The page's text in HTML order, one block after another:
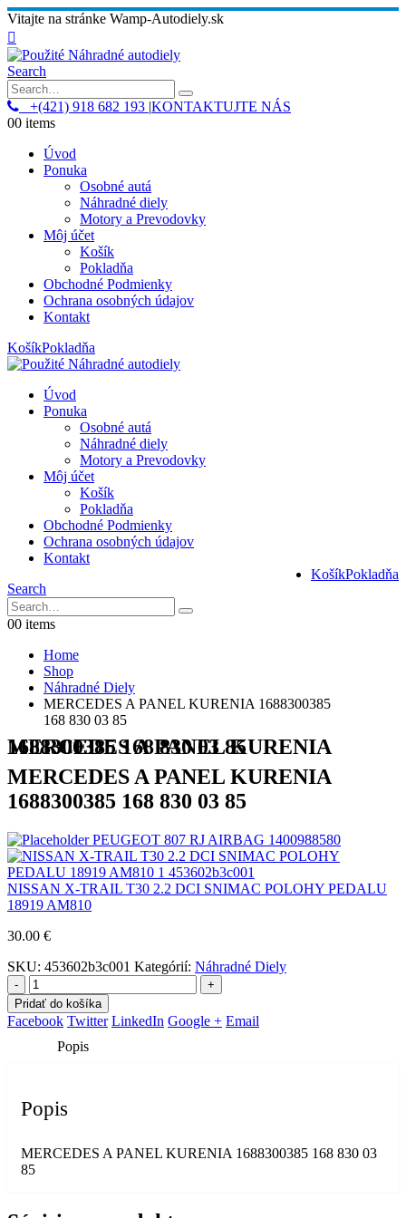
Vitajte na stránke Wamp-Autodiely.sk
Search
+(421) 918 682 193 |KONTAKTUJTE NÁS
00 items
Úvod
Ponuka
Osobné autá
Náhradné diely
Motory a Prevodovky
Môj účet
Košík
Pokladňa
Obchodné Podmienky
Ochrana osobných údajov
Kontakt
KošíkPokladňa
Úvod
Ponuka
Osobné autá
Náhradné diely
Motory a Prevodovky
Môj účet
Košík
Pokladňa
Obchodné Podmienky
Ochrana osobných údajov
Kontakt
KošíkPokladňa
Search
00 items
Home
Shop
Náhradné Diely
MERCEDES A PANEL KURENIA 1688300385
168 830 03 85
MERCEDES A PANEL KURENIA 1688300385 168 830 03 85
MERCEDES A PANEL KURENIA
1688300385 168 830 03 85
PEUGEOT 807 RJ AIRBAG 1400988580
NISSAN X-TRAIL T30 2.2 DCI SNIMAC POLOHY PEDALU
18919 AM810
30.00 €
SKU: 453602b3c001 Kategórií: Náhradné Diely
-
+
Pridať do košíka
Facebook Twitter LinkedIn Google + Email
Popis
Popis
MERCEDES A PANEL KURENIA 1688300385 168 830 03
85